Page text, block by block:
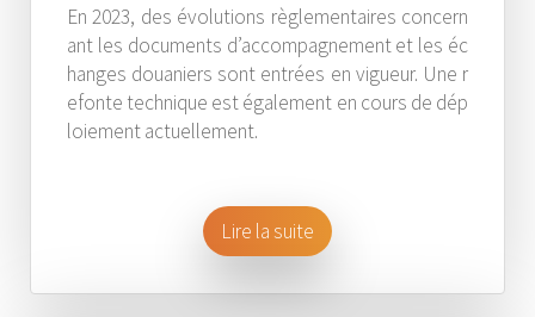
En 2023, des évolutions règlementaires concern
ant les documents d’accompagnement et les éc
hanges douaniers sont entrées en vigueur. Une r
efonte technique est également en cours de dép
loiement actuellement.
Lire la suite